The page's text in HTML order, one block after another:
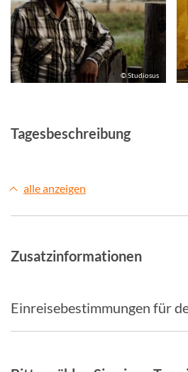
© Studiosus
Tagesbeschreibung
alle anzeigen
Zusatzinformationen
Einreisebestimmungen für